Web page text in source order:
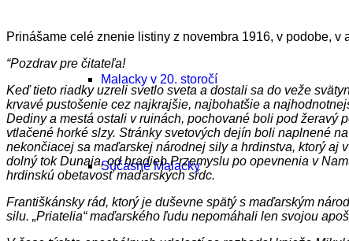
Malacky v 20. storočí
Súčasné Malacky
Prinášame celé znenie listiny z novembra 1916, v podobe, v
“Pozdrav pre čitateľa!
Keď tieto riadky uzreli svetlo sveta a dostali sa do veže
krvavé pustošenie cez najkrajšie, najbohatšie a
Dediny a mestá ostali v ruinách, pochované boli pod
vtlačené horké slzy. Stránky svetových dejín boli naplnené
nekončiacej sa maďarskej národnej sily a hrdinstva, ktorý
dolný tok Dunaja, od hradieb Przemyslu po opevnenia v
hrdinskú obetavosť maďarských sŕdc.
Františkánsky rád, ktorý je duševne spätý s maďarským
silu. „Priatelia“ maďarského ľudu nepomáhali len svojou